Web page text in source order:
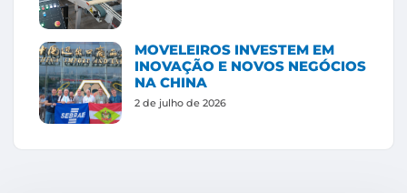
MOVELEIROS INVESTEM EM
INOVAÇÃO E NOVOS NEGÓCIOS
NA CHINA
2 de julho de 2026